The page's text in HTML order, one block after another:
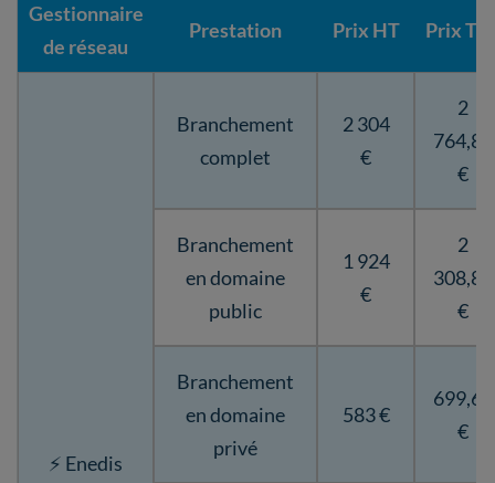
Gestionnaire
de réseau
Prestation Prix HT Prix
⚡ Enedis
Branchement
complet
2 304
€
2
764,80
€
Branchement
en domaine
public
1 924
€
2
308,80
€
Branchement
en domaine
privé
583 €
699,60
€